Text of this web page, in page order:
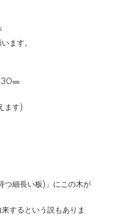
ます。
㎜
ます)
細長い板)」にこの木が
するという説もありま